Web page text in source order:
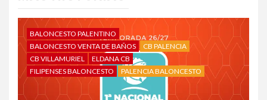
BALONCESTO PALENTINO
BALONCESTO VENTA DE BAÑOS
CB PALENCIA
CB VILLAMURIEL
ELDANA CB
FILIPENSES BALONCESTO
PALENCIA BALONCESTO